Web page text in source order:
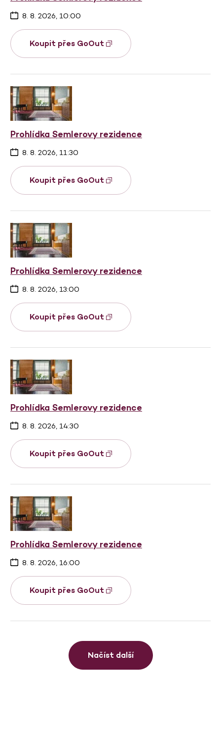
8. 8. 2026, 10:00
Koupit přes GoOut
Prohlídka Semlerovy rezidence
8. 8. 2026, 11:30
Koupit přes GoOut
Prohlídka Semlerovy rezidence
8. 8. 2026, 13:00
Koupit přes GoOut
Prohlídka Semlerovy rezidence
8. 8. 2026, 14:30
Koupit přes GoOut
Prohlídka Semlerovy rezidence
8. 8. 2026, 16:00
Koupit přes GoOut
Načíst další